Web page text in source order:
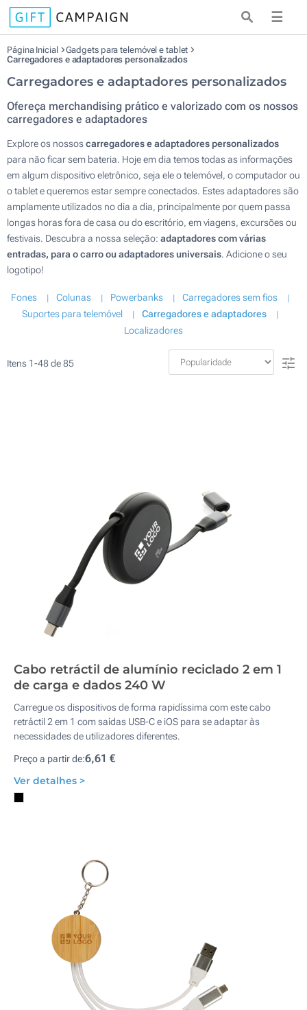
☰
Página Inicial
Gadgets para telemóvel e tablet
Carregadores e adaptadores personalizados
Carregadores e adaptadores personalizados
Ofereça merchandising prático e valorizado com os nossos
carregadores e adaptadores
Explore os nossoscarregadores e adaptadores personalizados
para não ficar sem bateria. Hoje em dia temos todas as informações
em algum dispositivo eletrônico, seja ele o telemóvel, o computador ou
o tablet e queremos estar sempre conectados. Estes adaptadores são
amplamente utilizados no dia a dia, principalmente por quem passa
longas horas fora de casa ou do escritório, em viagens, excursões ou
festivais. Descubra a nossa seleção: adaptadores com várias
entradas, para o carro ou adaptadores universais. Adicione o seu
logotipo!
Fones Colunas Powerbanks
Carregadores sem fios
Suportes para telemóvel
Carregadores e adaptadores
Localizadores
Itens 1-48de85
Cabo retráctil de alumínio reciclado 2 em 1
de carga e dados 240 W
Carregue os dispositivos de forma rapidíssima com este cabo
retráctil 2 em 1 com saídas USB-C e iOS para se adaptar às
necessidades de utilizadores diferentes.
Preço a partir de:6,61 €
Ver detalhes >